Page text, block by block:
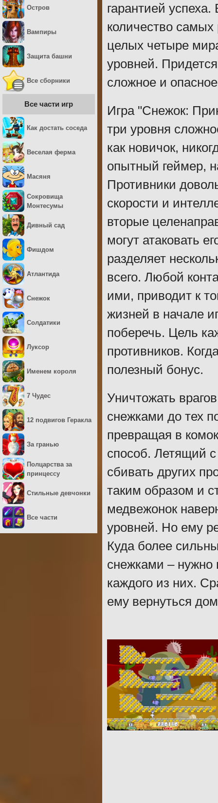
гарантией
количество самых
целых четыре
уровней.
сложное и
Игра "Снежок:
три уровня
как новичок,
опытный геймер,
Противники
скорости и
вторые
могут атаковать
разделяет
всего. Любой
ими, приводит к
жизней в начале
поберечь. Цель
противников.
полезный бонус.
Уничтожать
снежками до тех
превращая в
способ. Летящий
сбивать других
таким образом и
медвежонок
уровней. Но ему
Куда более
снежками – нужно
каждого из них.
ему вернуться
Остров
Вампиры
Защита башни
Все сборники
Все части игр
Как достать соседа
Веселая ферма
Масяня
Сокровища
Монтесумы
Дивный сад
Фишдом
Атлантида
Снежок
Солдатики
Луксор
Именем короля
7 Чудес
12 подвигов Геракла
За гранью
Полцарства за
принцессу
Стильные девчонки
Все части